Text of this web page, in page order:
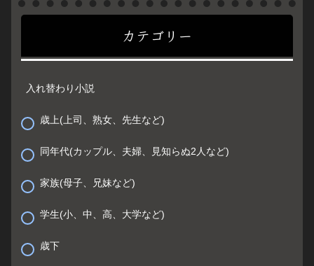
カテゴリー
入れ替わり小説
歳上(上司、熟女、先生など)
同年代(カップル、夫婦、見知らぬ2人など)
家族(母子、兄妹など)
学生(小、中、高、大学など)
歳下